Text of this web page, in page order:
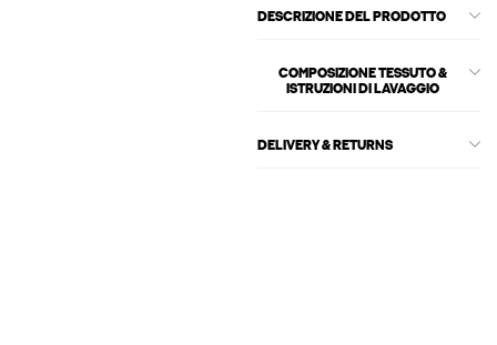
DESCRIZIONE DEL PRODOTTO
COMPOSIZIONE TESSUTO &
ISTRUZIONI DI LAVAGGIO
DELIVERY & RETURNS